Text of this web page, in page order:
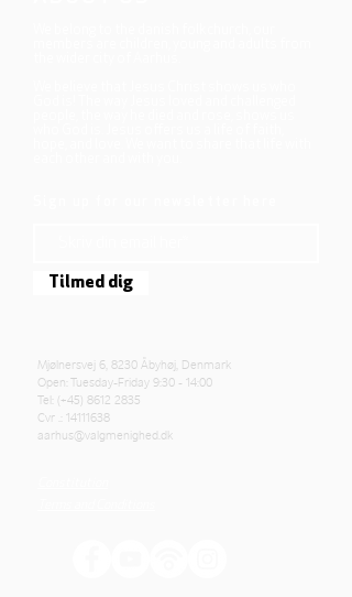
Tilmed dig
Mjølnersvej 6, 8230 Åbyhøj, Denmark
Open: Tuesday-Friday 9:30 - 14:00
Tel: (+45) 8612 2835
Cvr .: 14111638
aarhus@valgmenighed.dk